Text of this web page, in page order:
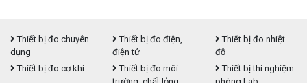
Thiết bị đo chuyên
dụng
Thiết bị đo điện,
điện tử
Thiết bị đo nhiệt
độ
Thiết bị đo cơ khí
Thiết bị đo môi
Thiết bị thí nghiệm